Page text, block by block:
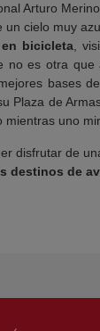
Arturo
cielo muy
bicicleta,
es otra
bases
Plaza de
uno
disfrutar de
destinos de